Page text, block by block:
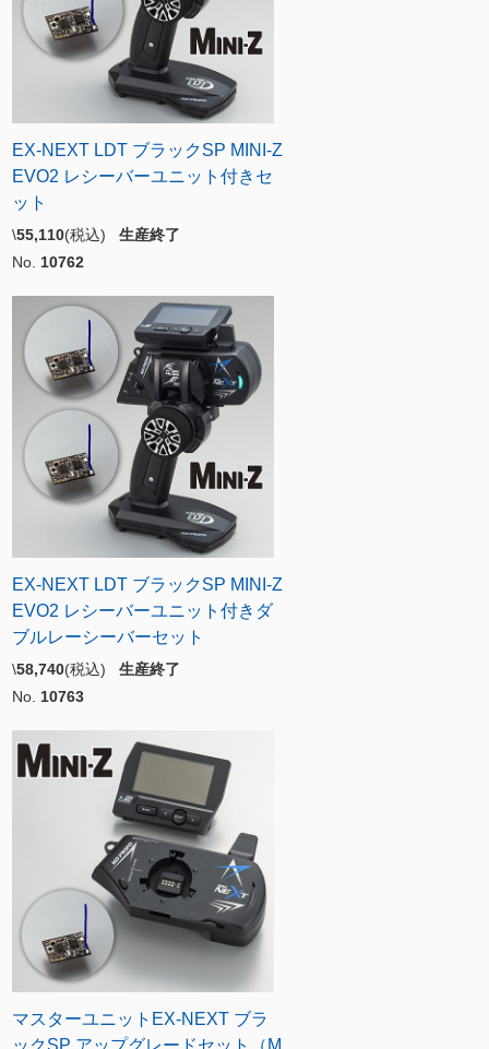
EX-NEXT LDT ブラックSP MINI-Z
EVO2 レシーバーユニット付きセ
ット
\55,110(税込) 生産終了
No. 10762
EX-NEXT LDT ブラックSP MINI-Z
EVO2 レシーバーユニット付きダ
ブルレーシーバーセット
\58,740(税込) 生産終了
No. 10763
マスターユニットEX-NEXT ブラ
ックSP アップグレードセット（M